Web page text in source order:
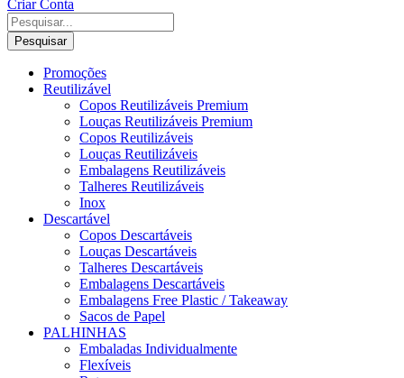
Criar Conta
Pesquisar
Promoções
Reutilizável
Copos Reutilizáveis Premium
Louças Reutilizáveis Premium
Copos Reutilizáveis
Louças Reutilizáveis
Embalagens Reutilizáveis
Talheres Reutilizáveis
Inox
Descartável
Copos Descartáveis
Louças Descartáveis
Talheres Descartáveis
Embalagens Descartáveis
Embalagens Free Plastic / Takeaway
Sacos de Papel
PALHINHAS
Embaladas Individualmente
Flexíveis